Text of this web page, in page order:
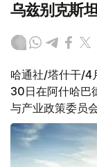
乌兹别克斯
哈通社/塔什干/4
30日在阿什哈巴
与产业政策委员